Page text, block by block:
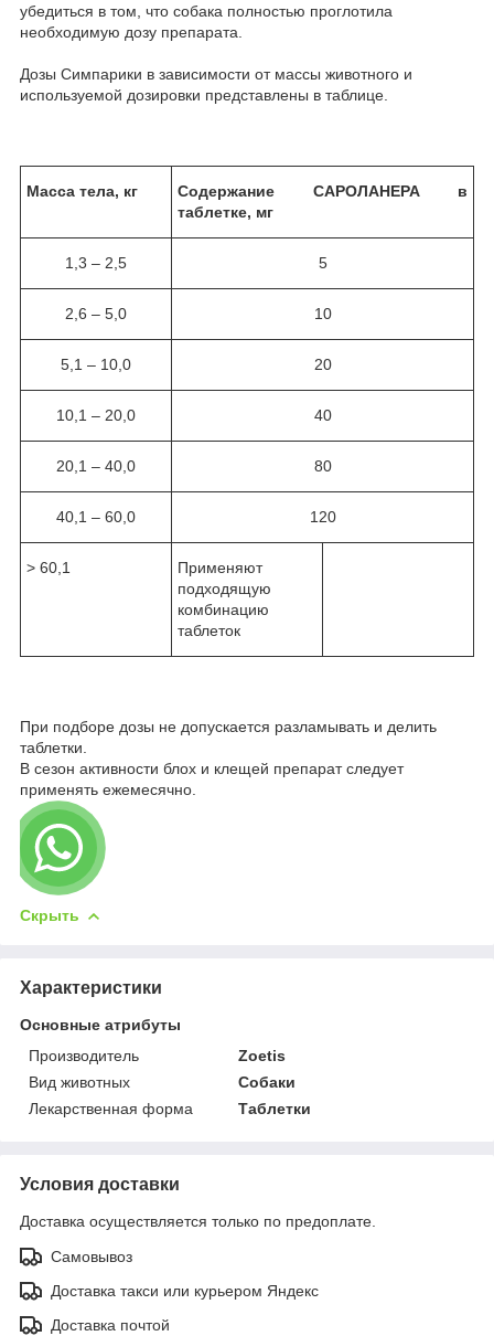
убедиться в том, что собака полностью проглотила
необходимую дозу препарата.
Дозы Симпарики в зависимости от массы животного и
используемой дозировки представлены в таблице.
Масса тела, кг
Содержание САРОЛАНЕРА в
таблетке, мг
1,3 – 2,5 5
2,6 – 5,0 10
5,1 – 10,0 20
10,1 – 20,0 40
20,1 – 40,0 80
40,1 – 60,0 120
> 60,1
Применяют
подходящую
комбинацию
таблеток
При подборе дозы не допускается разламывать и делить
таблетки.
В сезон активности блох и клещей препарат следует
применять ежемесячно.
Скрыть
Характеристики
Основные атрибуты
Производитель
Zoetis
Вид животных
Собаки
Лекарственная форма
Таблетки
Условия доставки
Доставка осуществляется только по предоплате.
Самовывоз
Доставка такси или курьером Яндекс
Доставка почтой